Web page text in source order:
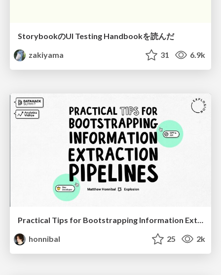
StorybookのUI Testing Handbookを読んだ
zakiyama
31 6.9k
Practical Tips for Bootstrapping Information Extraction Pipelines
honnibal
25 2k